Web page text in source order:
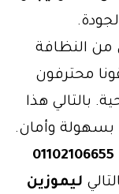
من النظافة
محترفون
بالتالي هذا
بسهولة وأمان.
01102106655
ليموزين